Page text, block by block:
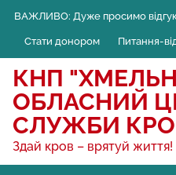
content
ВАЖЛИВО: Дуже просимо
Стати донором Питання-
КНП
ОБЛАСНИЙ
СЛУЖБИ
Здай кров – врятуй життя!